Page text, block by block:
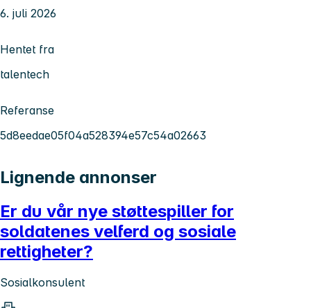
6. juli 2026
Hentet fra
talentech
Referanse
5d8eedae05f04a528394e57c54a02663
Lignende annonser
Er du vår nye støttespiller for
soldatenes velferd og sosiale
rettigheter?
Sosialkonsulent